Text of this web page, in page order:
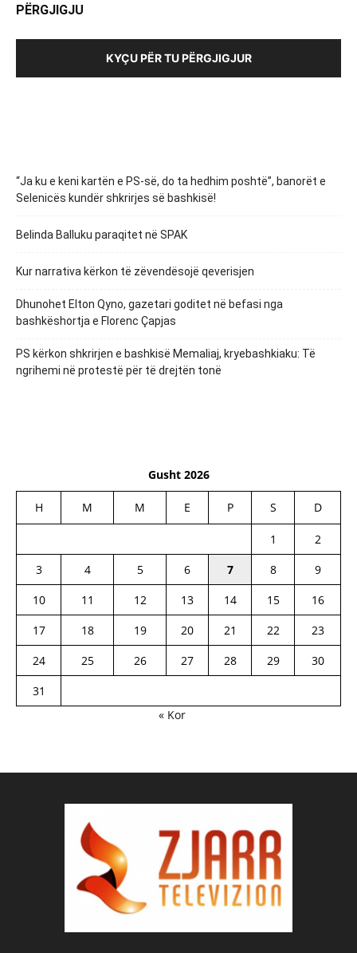
PËRGJIGJU
KYÇU PËR TU PËRGJIGJUR
“Ja ku e keni kartën e PS-së, do ta hedhim poshtë”, banorët e
Selenicës kundër shkrirjes së bashkisë!
Belinda Balluku paraqitet në SPAK
Kur narrativa kërkon të zëvendësojë qeverisjen
Dhunohet Elton Qyno, gazetari goditet në befasi nga
bashkëshortja e Florenc Çapjas
PS kërkon shkrirjen e bashkisë Memaliaj, kryebashkiaku: Të
ngrihemi në protestë për të drejtën tonë
Gusht 2026
H M M E P S D
1
2
3
4 5 6 7 8
9
10
11 12 13 14 15
16
17
18 19 20 21 22
23
24
25 26 27 28 29
30
31
« Kor